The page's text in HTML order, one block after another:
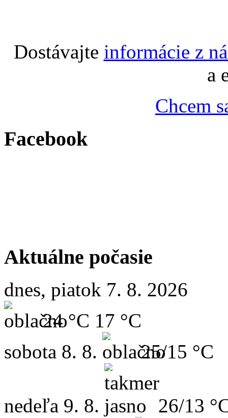
Dostávajte informácie z
a
Chcem
Facebook
Aktuálne počasie
dnes, piatok 7. 8. 2026
24 °C 17 °C
sobota 8. 8. 25/15 °C
nedeľa 9. 8. 26/13